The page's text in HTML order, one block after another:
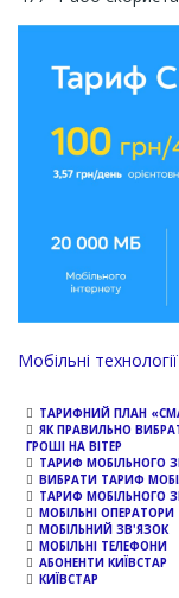
Мобільні технології
ТАРИФНИЙ ПЛАН
ЯК ПРАВИЛЬНО
ГРОШІ НА ВІТЕР
ТАРИФ МОБІЛЬНОГО
ВИБРАТИ ТАРИФ
ТАРИФ МОБІЛЬНОГО
МОБІЛЬНІ ОПЕРАТОРИ
МОБІЛЬНИЙ ЗВ'ЯЗОК
МОБІЛЬНІ ТЕЛЕФОНИ
АБОНЕНТИ КИЇВСТАР
КИЇВСТАР